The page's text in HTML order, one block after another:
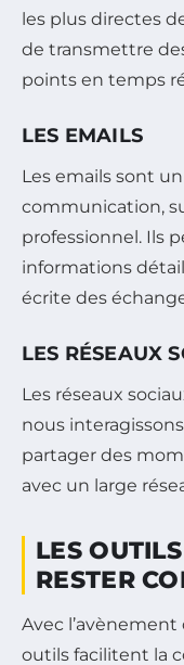
les plus directes
de transmettre
points en temps
LES EMAILS
Les emails sont
communication,
professionnel. Ils
informations
écrite des
LES RÉSEAUX
Les réseaux
nous
partager des
avec un large
LES
RESTER
Avec
outils facilitent la